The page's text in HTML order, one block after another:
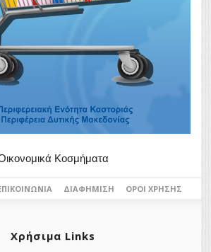
Κοσμήματα
ΔΙΑΦΉΜΙΣΗ ΌΡΟΙ ΧΡΉΣΗΣ
Χρήσιμα Links